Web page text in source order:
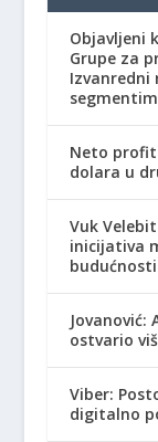
Objavljeni
Grupe za
Izvanredni
Neto profit
dolara u
Vuk
inicijativa
Jovanović:
ostvario
Viber:
digitalno